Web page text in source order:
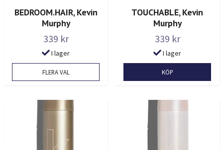
BEDROOM.HAIR, Kevin
Murphy
339 kr
I lager
FLERA VAL
TOUCHABLE, Kevin
Murphy
339 kr
I lager